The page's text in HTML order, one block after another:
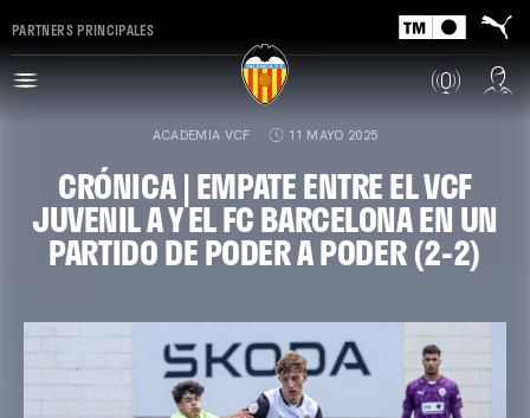
PARTNERS PRINCIPALES
ACADEMIA VCF 11 MAYO 2025
CRÓNICA | EMPATE ENTRE EL VCF
JUVENIL A Y EL FC BARCELONA EN UN
PARTIDO DE PODER A PODER (2-2)